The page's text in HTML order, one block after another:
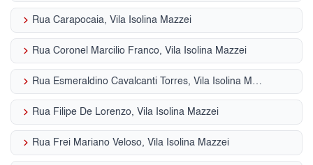
keyboard_arrow_right Rua Carapocaia, Vila Isolina Mazzei
keyboard_arrow_right Rua Coronel Marcilio Franco, Vila Isolina Mazzei
keyboard_arrow_right Rua Esmeraldino Cavalcanti Torres, Vila Isolina Mazzei
keyboard_arrow_right Rua Filipe De Lorenzo, Vila Isolina Mazzei
keyboard_arrow_right Rua Frei Mariano Veloso, Vila Isolina Mazzei